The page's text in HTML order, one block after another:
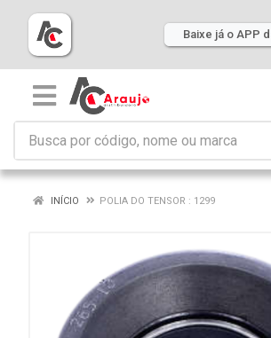
Baixe já o APP
INÍCIO POLIA DO TENSOR : 1299